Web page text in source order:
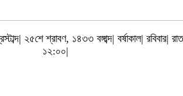
২৫শে শ্রাবণ, ১৪৩৩ বঙ্গাব্দ| বর্ষাকাল| রবিবার| রাত
১২:০০|